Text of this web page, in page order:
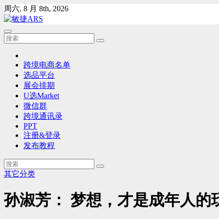
Skip
to
content
周六. 8 月 8th, 2026
跨境电商名单
选品平台
展会排期
U选Market
微信群
跨境通讯录
PPT
注册&登录
发布教程
其它分类
孙淑芳： 梦想，才是成年人的